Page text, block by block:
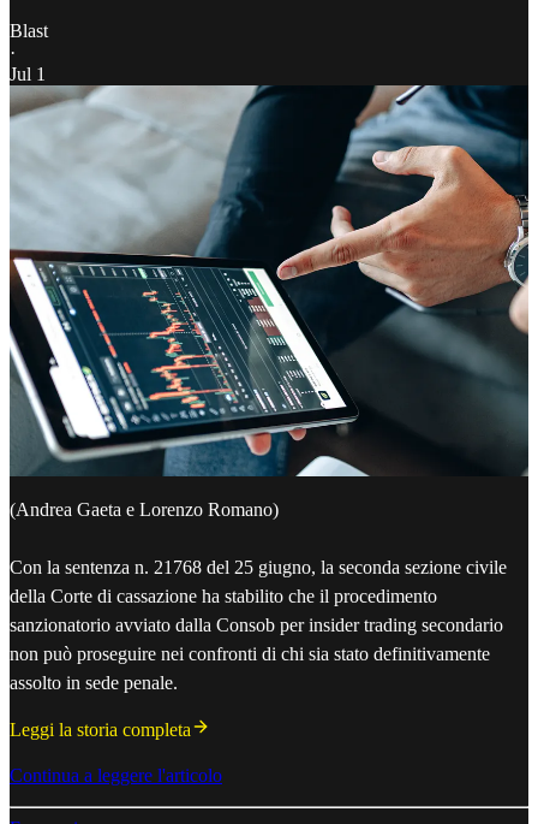
Blast
·
Jul 1
(Andrea Gaeta e Lorenzo Romano)
Con la sentenza n. 21768 del 25 giugno, la seconda sezione civile
della Corte di cassazione ha stabilito che il procedimento
sanzionatorio avviato dalla Consob per insider trading secondario
non può proseguire nei confronti di chi sia stato definitivamente
assolto in sede penale.
Leggi la storia completa
Continua a leggere l'articolo